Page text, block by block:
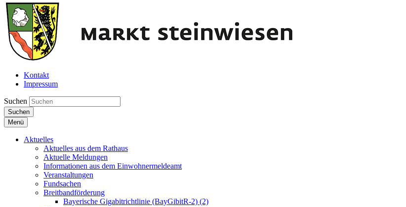
Kontakt
Impressum
Suchen
Suchen
Menü
Aktuelles
Aktuelles aus dem Rathaus
Aktuelle Meldungen
Informationen aus dem Einwohnermeldeamt
Veranstaltungen
Fundsachen
Breitbandförderung
Bayerische Gigabitrichtlinie (BayGibitR-2) (2)